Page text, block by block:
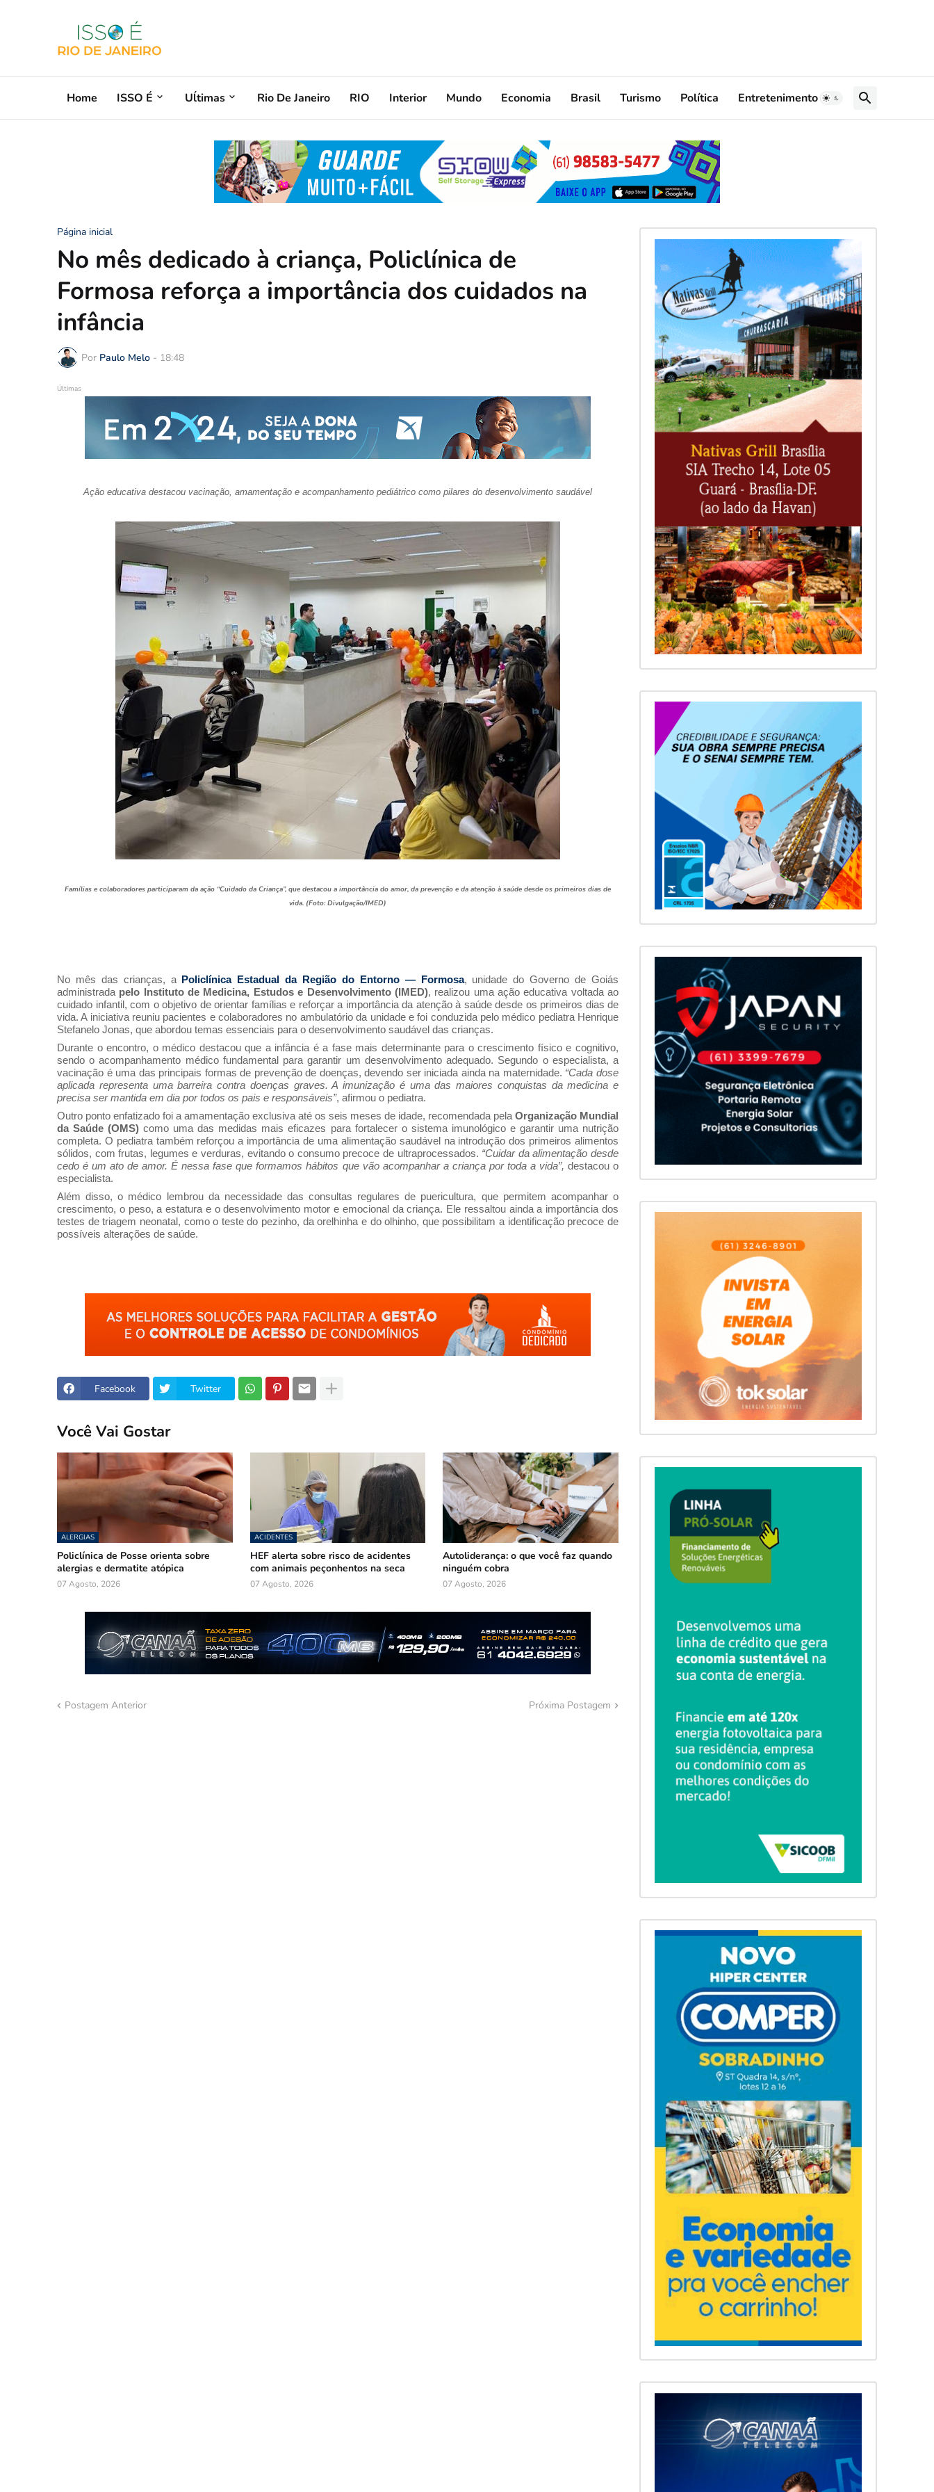
Home ISSO É Uĺtimas Rio De Janeiro RIO Interior Mundo Economia Brasil Turismo Política Entretenimento
Página inicial
No mês dedicado à criança, Policlínica de
Formosa reforça a importância dos cuidados na
infância
Por Paulo Melo - 18:48
Últimas
Ação educativa destacou vacinação, amamentação e acompanhamento pediátrico como pilares do desenvolvimento saudável
Famílias e colaboradores participaram da ação “Cuidado da Criança”, que destacou a importância do amor, da prevenção e da atenção à saúde desde os primeiros dias de
vida. (Foto: Divulgação/IMED)
No mês das crianças, a Policlínica Estadual da Região do Entorno — Formosa, unidade do Governo de Goiás
administrada pelo Instituto de Medicina, Estudos e Desenvolvimento (IMED), realizou uma ação educativa voltada ao
cuidado infantil, com o objetivo de orientar famílias e reforçar a importância da atenção à saúde desde os primeiros dias de
vida. A iniciativa reuniu pacientes e colaboradores no ambulatório da unidade e foi conduzida pelo médico pediatra Henrique
Stefanelo Jonas, que abordou temas essenciais para o desenvolvimento saudável das crianças.
Durante o encontro, o médico destacou que a infância é a fase mais determinante para o crescimento físico e cognitivo,
sendo o acompanhamento médico fundamental para garantir um desenvolvimento adequado. Segundo o especialista, a
vacinação é uma das principais formas de prevenção de doenças, devendo ser iniciada ainda na maternidade. “Cada dose
aplicada representa uma barreira contra doenças graves. A imunização é uma das maiores conquistas da medicina e
precisa ser mantida em dia por todos os pais e responsáveis”, afirmou o pediatra.
Outro ponto enfatizado foi a amamentação exclusiva até os seis meses de idade, recomendada pela Organização Mundial
da Saúde (OMS) como uma das medidas mais eficazes para fortalecer o sistema imunológico e garantir uma nutrição
completa. O pediatra também reforçou a importância de uma alimentação saudável na introdução dos primeiros alimentos
sólidos, com frutas, legumes e verduras, evitando o consumo precoce de ultraprocessados. “Cuidar da alimentação desde
cedo é um ato de amor. É nessa fase que formamos hábitos que vão acompanhar a criança por toda a vida”, destacou o
especialista.
Além disso, o médico lembrou da necessidade das consultas regulares de puericultura, que permitem acompanhar o
crescimento, o peso, a estatura e o desenvolvimento motor e emocional da criança. Ele ressaltou ainda a importância dos
testes de triagem neonatal, como o teste do pezinho, da orelhinha e do olhinho, que possibilitam a identificação precoce de
possíveis alterações de saúde.
Facebook Twitter
Você Vai Gostar
ALERGIAS
Policlínica de Posse orienta sobre
alergias e dermatite atópica
07 Agosto, 2026
ACIDENTES
HEF alerta sobre risco de acidentes
com animais peçonhentos na seca
07 Agosto, 2026
Autoliderança: o que você faz quando
ninguém cobra
07 Agosto, 2026
Postagem Anterior Próxima Postagem